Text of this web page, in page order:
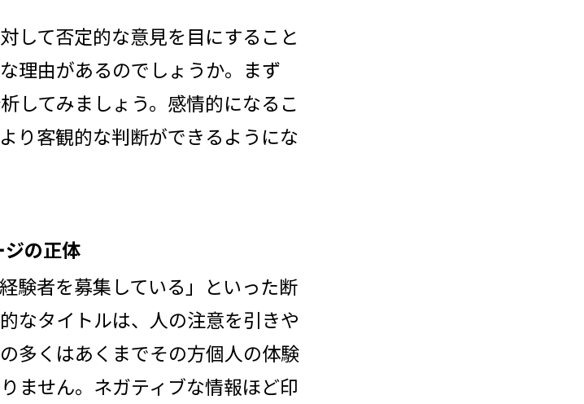
して否定的な意見を目にすること
理由があるのでしょうか。まず
してみましょう。感情的になるこ
り客観的な判断ができるようにな
の正体
験者を募集している」といった断
なタイトルは、人の注意を引きや
多くはあくまでその方個人の体験
ません。ネガティブな情報ほど印